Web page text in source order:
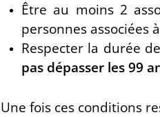
Être au moins 2
personnes associées
Respecter la durée
pas dépasser les 99
Une fois ces conditions